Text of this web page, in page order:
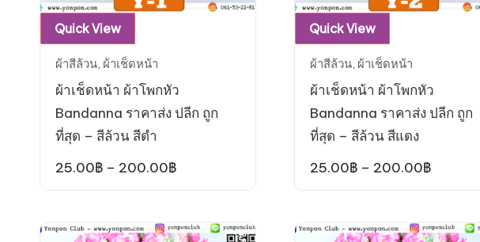
Quick View
has
multiple
variants.
The
options
chosen
ผ้าสีล้วน, ผ้าเช็ดหน้า
ผ้าเช็ดหน้า ผ้าโพกหัว
Bandanna ราคาส่ง ปลีก ถูก
ที่สุด – สีล้วน สีดำ
25.00฿ – 200.00฿Price
200.00฿
Quick View
has
multiple
variants.
The
options
chosen
ผ้าสีล้วน, ผ้าเช็ดหน้า
ผ้าเช็ดหน้า ผ้าโพกหัว
Bandanna ราคาส่ง ปลีก ถูก
ที่สุด – สีล้วน สีแดง
25.00฿ – 200.00฿Price
200.00฿